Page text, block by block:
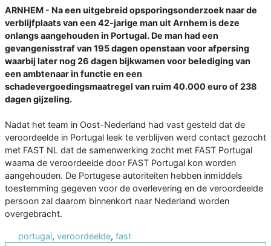
ARNHEM - Na een uitgebreid opsporingsonderzoek naar de
verblijfplaats van een 42-jarige man uit Arnhem is deze
onlangs aangehouden in Portugal. De man had een
gevangenisstraf van 195 dagen openstaan voor afpersing
waarbij later nog 26 dagen bijkwamen voor belediging van
een ambtenaar in functie en een
schadevergoedingsmaatregel van ruim 40.000 euro of 238
dagen gijzeling.
Nadat het team in Oost-Nederland had vast gesteld dat de
veroordeelde in Portugal leek te verblijven werd contact gezocht
met FAST NL dat de samenwerking zocht met FAST Portugal
waarna de veroordeelde door FAST Portugal kon worden
aangehouden. De Portugese autoriteiten hebben inmiddels
toestemming gegeven voor de overlevering en de veroordeelde
persoon zal daarom binnenkort naar Nederland worden
overgebracht.
portugal, veroordeelde, fast